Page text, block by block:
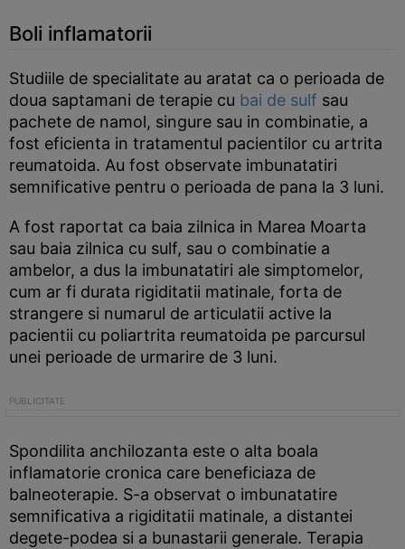
Boli inflamatorii
Studiile de specialitate au aratat ca o perioada de
doua saptamani de terapie cu bai de sulf sau
pachete de namol, singure sau in combinatie, a
fost eficienta in tratamentul pacientilor cu artrita
reumatoida. Au fost observate imbunatatiri
semnificative pentru o perioada de pana la 3 luni.
A fost raportat ca baia zilnica in Marea Moarta
sau baia zilnica cu sulf, sau o combinatie a
ambelor, a dus la imbunatatiri ale simptomelor,
cum ar fi durata rigiditatii matinale, forta de
strangere si numarul de articulatii active la
pacientii cu poliartrita reumatoida pe parcursul
unei perioade de urmarire de 3 luni.
Spondilita anchilozanta este o alta boala
inflamatorie cronica care beneficiaza de
balneoterapie. S-a observat o imbunatatire
semnificativa a rigiditatii matinale, a distantei
degete-podea si a bunastarii generale. Terapia